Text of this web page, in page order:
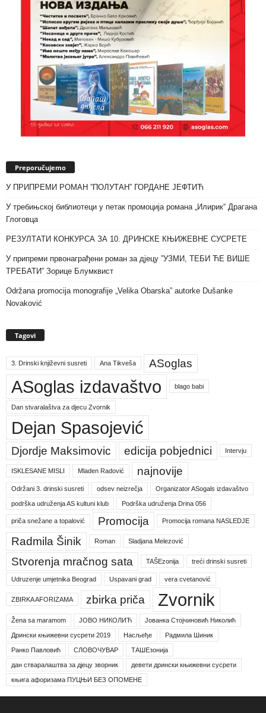
Preporučujemo
У ПРИПРЕМИ РОМАН ”ПОЛУТАН” ГОРДАНЕ ЈЕФТИЋ
У требињској библиотеци у петак промоција романа „Илирик“ Драгана
Глоговца
РЕЗУЛТАТИ КОНКУРСА ЗА 10. ДРИНСКЕ КЊИЖЕВНЕ СУСРЕТЕ
У припреми првонаграђени роман за дјецу ”УЗМИ, ТЕБИ ЋЕ ВИШЕ
ТРЕБАТИ” Зорице Блумквист
Održana promocija monografije „Velika Obarska” autorke Dušanke
Novaković
Tagovi
3. Drinski književni susreti Ana Tikveša ASoglas
ASoglas izdavaštvo blago babi
Dan stvaralaštva za djecu Zvornik
Dejan Spasojević
Djordje Maksimovic edicija pobjednici Intervju
ISKLESANE MISLI Mladen Radović najnovije
Održani 3. drinski susreti odsev neizrečja Organizator ASogals izdavaštvo
podrška udruženja AS kultuni klub Podrška udruženja Drina 056
priča snežane a topalović Promocija Promocija romana NASLEDJE
Radmila Šinik Roman Sladjana Melezović
Stvorenja mračnog sata TAŠEzonija treći drinski susreti
Udruzenje umjetnika Beograd Uspavani grad vera cvetanović
ZBIRKA AFORIZAMA zbirka priča Zvornik
Žena sa maramom ЈОВО НИКОЛИЋ Јованка Стојчиновић Николић
Дрински књижевни сусрети 2019 Насљеђе Радмила Шиник
Ранко Павловић СЛОВОЧУВАР ТАШЕзонија
дан стваралаштва за дјецу зворник девети дрински књижевни сусрети
књига афоризама ПУЦЊИ БЕЗ ОПОМЕНЕ